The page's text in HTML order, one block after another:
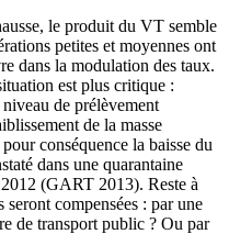
le produit du VT semble
petites et moyennes ont
dans la modulation des taux.
est plus critique :
de prélèvement
de la masse
conséquence la baisse du
dans une quarantaine
(GART 2013). Reste à
seront compensées : par une
de transport public ? Ou par